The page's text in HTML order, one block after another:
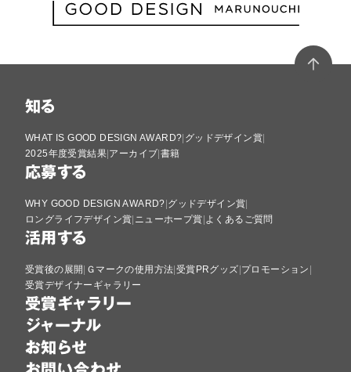
知る
WHAT IS GOOD DESIGN AWARD? グッドデザイン賞
2025年度受賞結果 アーカイブ 書籍
応募する
WHY GOOD DESIGN AWARD? グッドデザイン賞
ロングライフデザイン賞 ニューホープ賞 よくあるご質問
活用する
受賞後の展開 Ｇマークの使用方法 受賞PRグッズ プロモーション
受賞デザイナーギャラリー
受賞ギャラリー
ジャーナル
お知らせ